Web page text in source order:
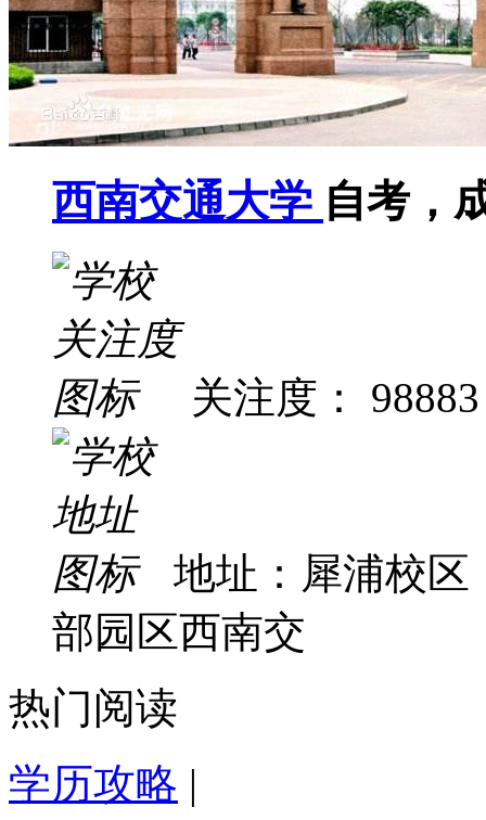
西南交通大学 自考，
关注度： 98883
地址：犀浦校区
部园区西南交
热门阅读
学历攻略 |